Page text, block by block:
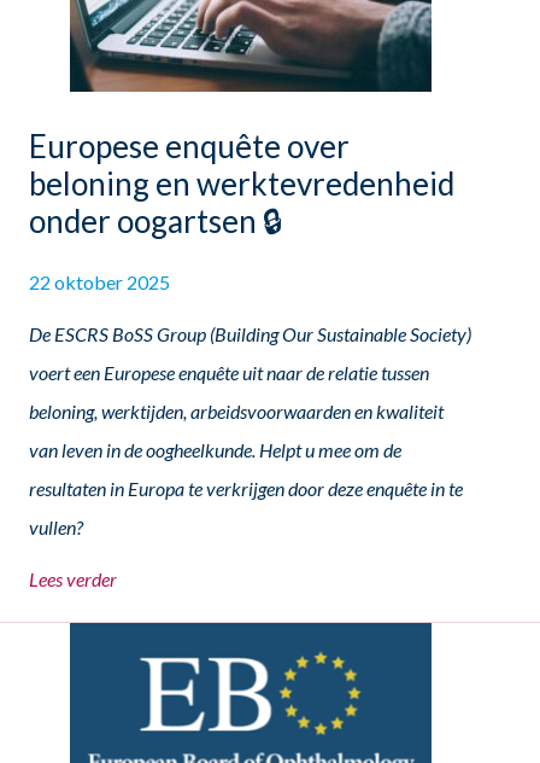
Europese enquête over
beloning en werktevredenheid
onder oogartsen 🔒
22 oktober 2025
De ESCRS BoSS Group (Building Our Sustainable Society)
voert een Europese enquête uit naar de relatie tussen
beloning, werktijden, arbeidsvoorwaarden en kwaliteit
van leven in de oogheelkunde. Helpt u mee om de
resultaten in Europa te verkrijgen door deze enquête in te
vullen?
Lees verder